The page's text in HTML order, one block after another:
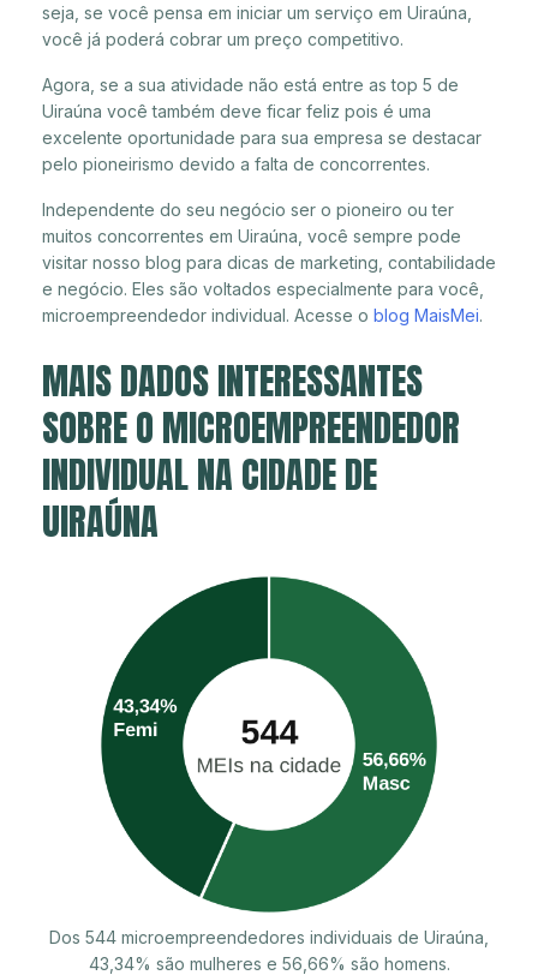
seja, se você pensa em iniciar um serviço em Uiraúna,
você já poderá cobrar um preço competitivo.
Agora, se a sua atividade não está entre as top 5 de
Uiraúna você também deve ficar feliz pois é uma
excelente oportunidade para sua empresa se destacar
pelo pioneirismo devido a falta de concorrentes.
Independente do seu negócio ser o pioneiro ou ter
muitos concorrentes em Uiraúna, você sempre pode
visitar nosso blog para dicas de marketing, contabilidade
e negócio. Eles são voltados especialmente para você,
microempreendedor individual. Acesse o blog MaisMei.
MAIS DADOS INTERESSANTES
SOBRE O MICROEMPREENDEDOR
INDIVIDUAL NA CIDADE DE
UIRAÚNA
Dos 544 microempreendedores individuais de Uiraúna,
43,34% são mulheres e 56,66% são homens.